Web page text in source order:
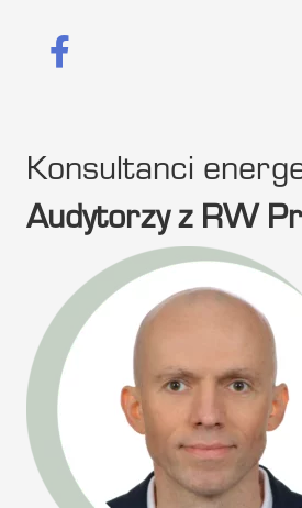
Konsultanci
Audytorzy z RW